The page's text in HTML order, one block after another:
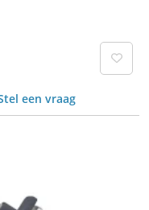
een vraag